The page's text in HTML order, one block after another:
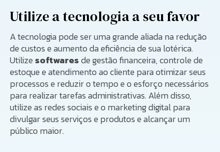
Utilize a tecnologia a seu favor
A tecnologia pode ser uma grande aliada na redução
de custos e aumento da eficiência de sua lotérica.
Utilizesoftwaresde gestão financeira, controle de
estoque e atendimento ao cliente para otimizar seus
processos e reduzir o tempo e o esforço necessários
para realizar tarefas administrativas. Além disso,
utilize as redes sociais e o marketing digital para
divulgar seus serviços e produtos e alcançar um
público maior.